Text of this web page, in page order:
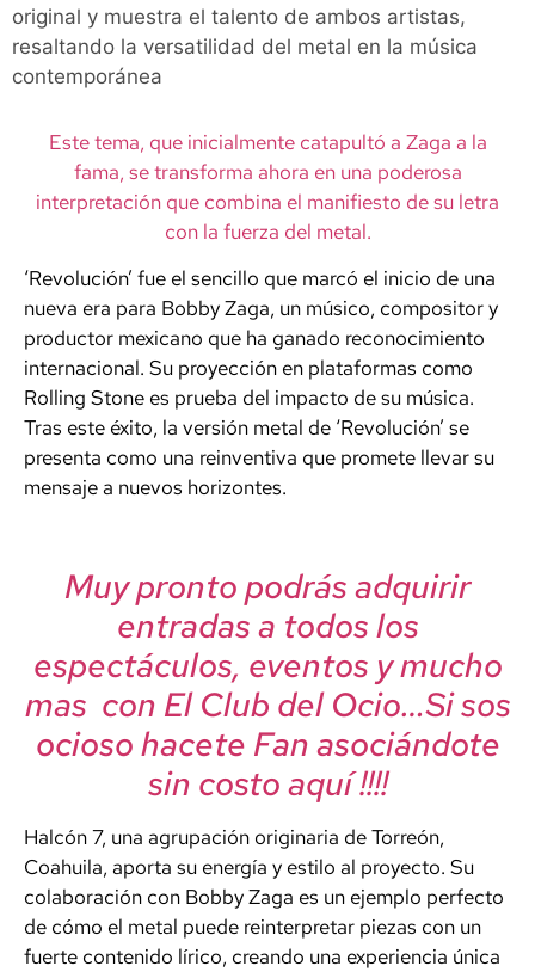
original y muestra el talento de ambos artistas,
resaltando la versatilidad del metal en la música
contemporánea
Este tema, que inicialmente catapultó a Zaga a la
fama, se transforma ahora en una poderosa
interpretación que combina el manifiesto de su letra
con la fuerza del metal.
‘Revolución’ fue el sencillo que marcó el inicio de una
nueva era para Bobby Zaga, un músico, compositor y
productor mexicano que ha ganado reconocimiento
internacional. Su proyección en plataformas como
Rolling Stone es prueba del impacto de su música.
Tras este éxito, la versión metal de ‘Revolución’ se
presenta como una reinventiva que promete llevar su
mensaje a nuevos horizontes.
Muy pronto podrás adquirir
entradas a todos los
espectáculos, eventos y mucho
mas con El Club del Ocio…Si sos
ocioso hacete Fan asociándote
sin costo aquí !!!!
Halcón 7, una agrupación originaria de Torreón,
Coahuila, aporta su energía y estilo al proyecto. Su
colaboración con Bobby Zaga es un ejemplo perfecto
de cómo el metal puede reinterpretar piezas con un
fuerte contenido lírico, creando una experiencia única